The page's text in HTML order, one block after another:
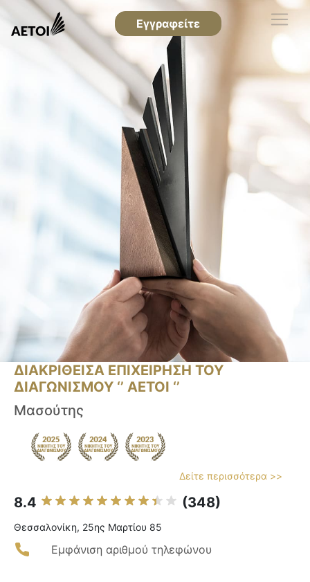
Εγγραφείτε
ΔΙΑΚΡΙΘΕΙΣΑ ΕΠΙΧΕΙΡΗΣΗ ΤΟΥ
ΔΙΑΓΩΝΙΣΜΟΥ ‘’ ΑΕΤΟΙ ‘’
Μασούτης
Δείτε περισσότερα >>
8.4 (348)
Θεσσαλονίκη, 25ης Μαρτίου 85
Εμφάνιση αριθμού τηλεφώνου